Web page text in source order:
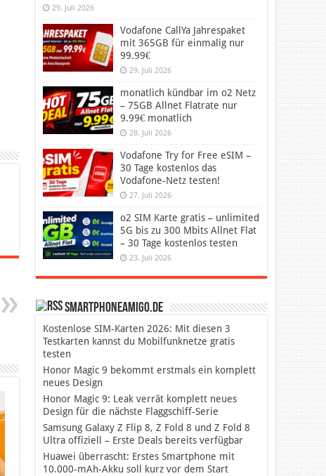
29. Juli 2026
Vodafone CallYa Jahrespaket
mit 365GB für einmalig nur
99.99€
29. Juli 2026
monatlich kündbar im o2 Netz
– 75GB Allnet Flatrate nur
9.99€ monatlich
28. Juli 2026
Vodafone Try for Free eSIM –
30 Tage kostenlos das
Vodafone-Netz testen!
27. Juli 2026
o2 SIM Karte gratis – unlimited
5G bis zu 300 Mbits Allnet Flat
– 30 Tage kostenlos testen
23. Juli 2026
SmartphoneAmigo.de
Kostenlose SIM-Karten 2026: Mit diesen 3
Testkarten kannst du Mobilfunknetze gratis
testen
Honor Magic 9 bekommt erstmals ein komplett
neues Design
Honor Magic 9: Leak verrät komplett neues
Design für die nächste Flaggschiff-Serie
Samsung Galaxy Z Flip 8, Z Fold 8 und Z Fold 8
Ultra offiziell – Erste Deals bereits verfügbar
Huawei überrascht: Erstes Smartphone mit
10.000-mAh-Akku soll kurz vor dem Start